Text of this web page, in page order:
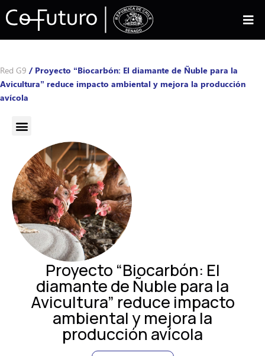
Red G9 / Proyecto “Biocarbón: El diamante de Ñuble para la
Avicultura” reduce impacto ambiental y mejora la producción
avícola
Proyecto “Biocarbón: El
diamante de Ñuble para la
Avicultura” reduce impacto
ambiental y mejora la
producción avícola